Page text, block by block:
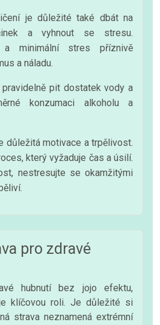
je důležité také dbát na
a vyhnout se stresu.
a minimální stres příznivě
a náladu.
pit dostatek vody a
konzumaci alkoholu a
důležitá motivace a trpělivost.
který vyžaduje čas a úsilí.
nestresujte se okamžitými
pro zdravé
hubnutí bez jojo efektu,
klíčovou roli. Je důležité si
strava neznamená extrémní